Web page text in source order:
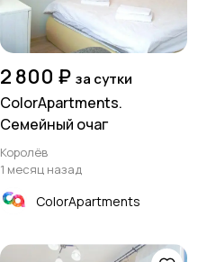
2 800 ₽ за сутки
ColorApartments.
Семейный очаг
Королёв
1 месяц назад
ColorApartments